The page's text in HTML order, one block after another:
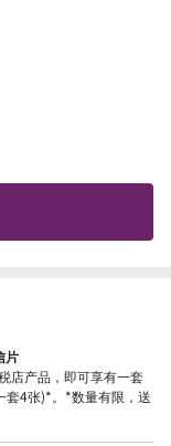
片
店产品，即可享有一套
套4张)*。*数量有限，送